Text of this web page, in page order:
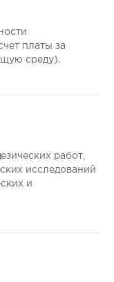
платы за
среду).
работ,
исследований
и